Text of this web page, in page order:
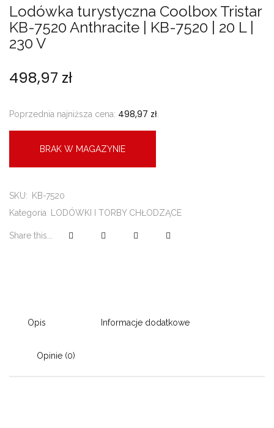
Lodówka turystyczna Coolbox Tristar
KB-7520 Anthracite | KB-7520 | 20 L |
230 V
498,97 zł
Poprzednia najniższa cena: 498,97 zł
BRAK W MAGAZYNIE
SKU:
KB-7520
Kategoria
LODÓWKI I TORBY CHŁODZĄCE
Share this...
Opis Informacje dodatkowe
Opinie (0)